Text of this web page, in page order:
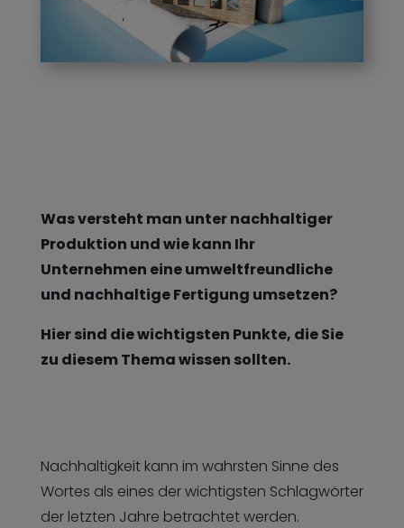
Was versteht man unter nachhaltiger
Produktion und wie kann Ihr
Unternehmen eine umweltfreundliche
und nachhaltige Fertigung umsetzen?
Hier sind die wichtigsten Punkte, die Sie
zu diesem Thema wissen sollten.
Nachhaltigkeit kann im wahrsten Sinne des
Wortes als eines der wichtigsten Schlagwörter
der letzten Jahre betrachtet werden.